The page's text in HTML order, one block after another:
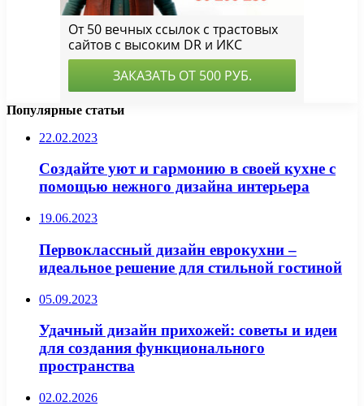
Популярные статьи
22.02.2023
Создайте уют и гармонию в своей кухне с
помощью нежного дизайна интерьера
19.06.2023
Первоклассный дизайн еврокухни –
идеальное решение для стильной гостиной
05.09.2023
Удачный дизайн прихожей: советы и идеи
для создания функционального
пространства
02.02.2026